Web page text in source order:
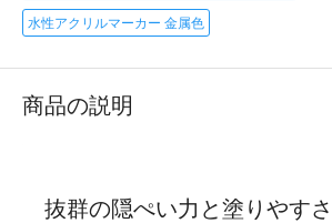
水性アクリルマーカー 金属色
商品の説明
抜群の隠ぺい力と塗りやす